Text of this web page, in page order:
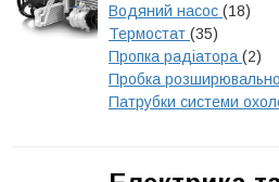
Водяний насос (18)
Термостат (35)
Пропка радіатора (2)
Пробка
Патрубки системи